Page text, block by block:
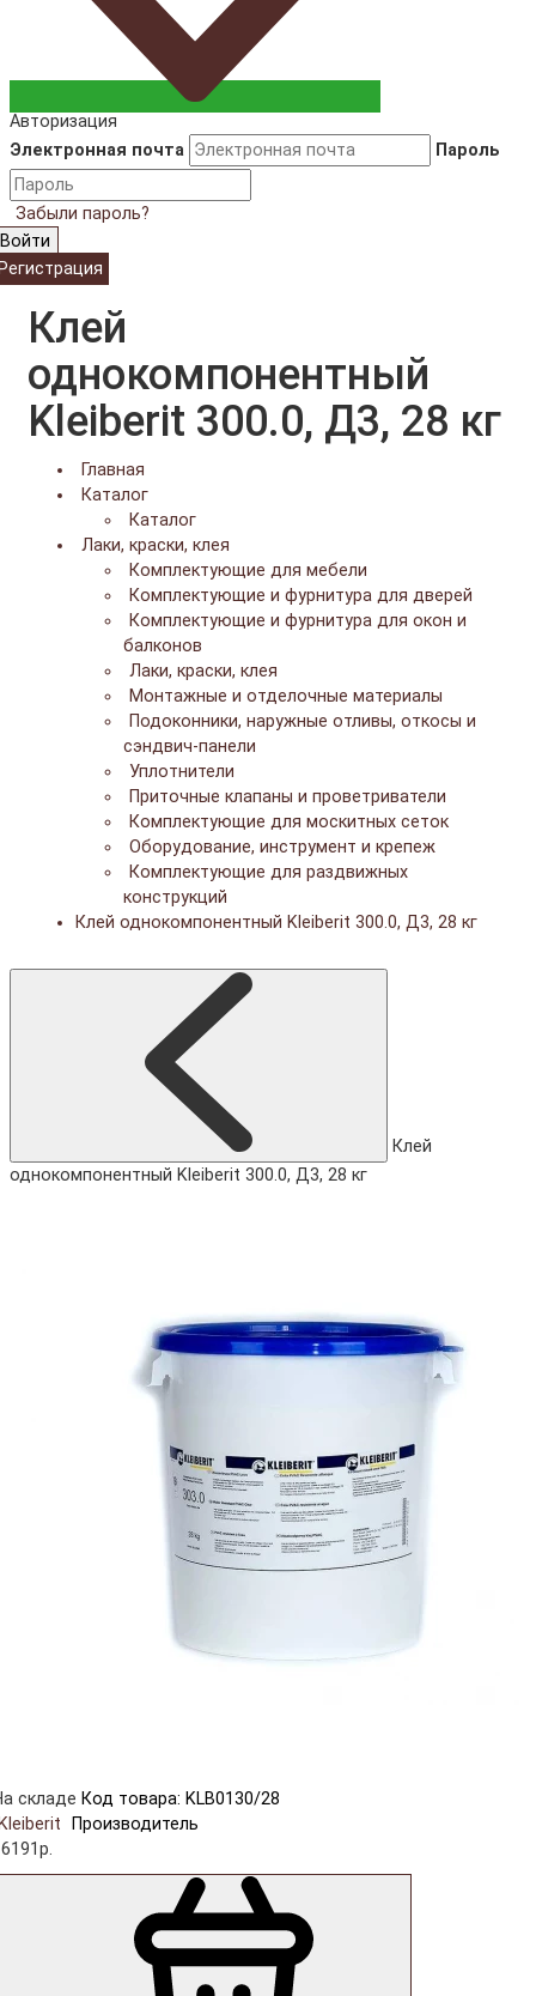
Авторизация
Электронная почта
Пароль
Забыли пароль?
Войти
Клей
однокомпонентный
Kleiberit 300.0, Д3, 28 кг
Главная
Каталог
Каталог
Лаки, краски, клея
Комплектующие для мебели
Комплектующие и фурнитура для дверей
Комплектующие и фурнитура для окон и
балконов
Лаки, краски, клея
Монтажные и отделочные материалы
Подоконники, наружные отливы, откосы и
сэндвич-панели
Уплотнители
Приточные клапаны и проветриватели
Комплектующие для москитных сеток
Оборудование, инструмент и крепеж
Комплектующие для раздвижных
конструкций
Клей однокомпонентный Kleiberit 300.0, Д3, 28 кг
Клей
однокомпонентный Kleiberit 300.0, Д3, 28 кг
складе Код товара: KLB0130/28
Производитель